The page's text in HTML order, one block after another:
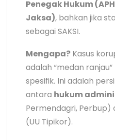
Penegak Hukum
Jaksa), bahkan jika
sebagai SAKSI.
Mengapa? Kasus
adalah “medan
spesifik. Ini adalah
antara hukum
Permendagri, Perbup)
(UU Tipikor).